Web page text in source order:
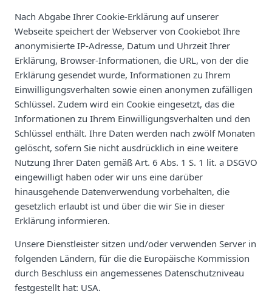
Nach Abgabe Ihrer Cookie-Erklärung auf unserer
Webseite speichert der Webserver von Cookiebot Ihre
anonymisierte IP-Adresse, Datum und Uhrzeit Ihrer
Erklärung, Browser-Informationen, die URL, von der die
Erklärung gesendet wurde, Informationen zu Ihrem
Einwilligungsverhalten sowie einen anonymen zufälligen
Schlüssel. Zudem wird ein Cookie eingesetzt, das die
Informationen zu Ihrem Einwilligungsverhalten und den
Schlüssel enthält. Ihre Daten werden nach zwölf Monaten
gelöscht, sofern Sie nicht ausdrücklich in eine weitere
Nutzung Ihrer Daten gemäß Art. 6 Abs. 1 S. 1 lit. a DSGVO
eingewilligt haben oder wir uns eine darüber
hinausgehende Datenverwendung vorbehalten, die
gesetzlich erlaubt ist und über die wir Sie in dieser
Erklärung informieren.
Unsere Dienstleister sitzen und/oder verwenden Server in
folgenden Ländern, für die die Europäische Kommission
durch Beschluss ein angemessenes Datenschutzniveau
festgestellt hat: USA.